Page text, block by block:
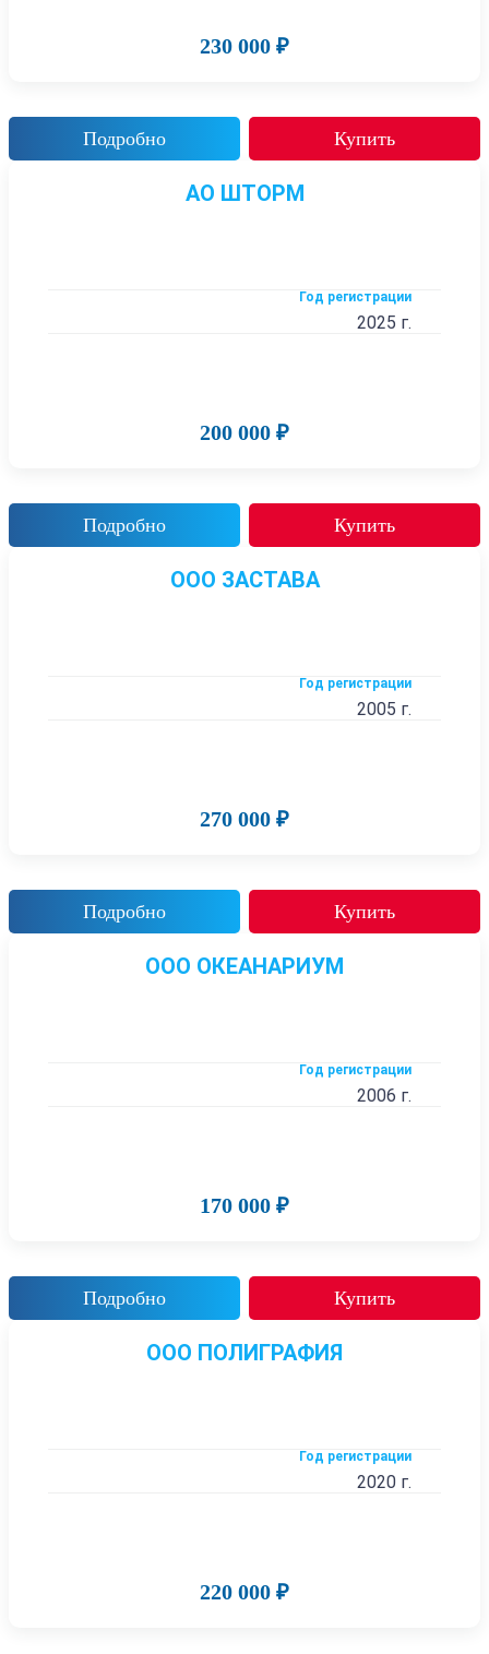
230 000 ₽
Подробно Купить
АО ШТОРМ
Год регистрации
2025 г.
200 000 ₽
Подробно Купить
ООО ЗАСТАВА
Год регистрации
2005 г.
270 000 ₽
Подробно Купить
ООО ОКЕАНАРИУМ
Год регистрации
2006 г.
170 000 ₽
Подробно Купить
ООО ПОЛИГРАФИЯ
Год регистрации
2020 г.
220 000 ₽